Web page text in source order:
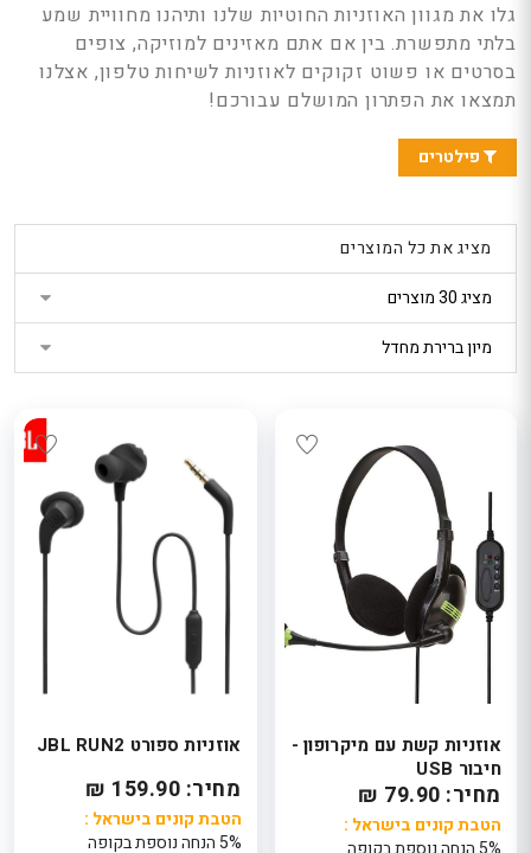
גלו את מגוון האוזניות החוטיות שלנו ותיהנו מחוויית שמע
בלתי מתפשרת. בין אם אתם מאזינים למוזיקה, צופים
בסרטים או פשוט זקוקים לאוזניות לשיחות טלפון, אצלנו
תמצאו את הפתרון המושלם עבורכם!
פילטרים
מציג את כל המוצרים
אוזניות קשת עם מיקרופון -
חיבור USB
מחיר: 79.90 ₪
הטבת קונים בישראל :
אוזניות ספורט JBL RUN2
מחיר: 159.90 ₪
הטבת קונים בישראל :
5% הנחה נוספת בקופה